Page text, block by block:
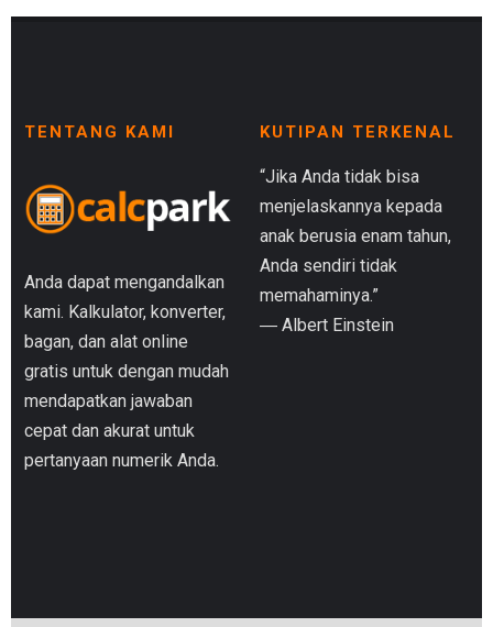
TENTANG KAMI
Anda dapat mengandalkan
kami. Kalkulator, konverter,
bagan, dan alat online
gratis untuk dengan mudah
mendapatkan jawaban
cepat dan akurat untuk
pertanyaan numerik Anda.
KUTIPAN TERKENAL
“Jika Anda tidak bisa
menjelaskannya kepada
anak berusia enam tahun,
Anda sendiri tidak
memahaminya.”
― Albert Einstein